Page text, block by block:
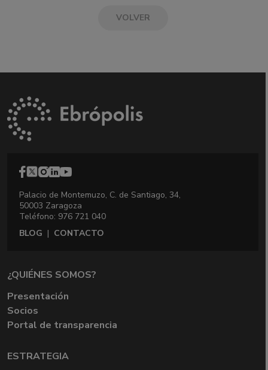
VOLVER
Palacio de Montemuzo, C. de Santiago, 34,
50003 Zaragoza
Teléfono: 976 721 040
BLOG | CONTACTO
¿QUIÉNES SOMOS?
Presentación
Socios
Portal de transparencia
ESTRATEGIA